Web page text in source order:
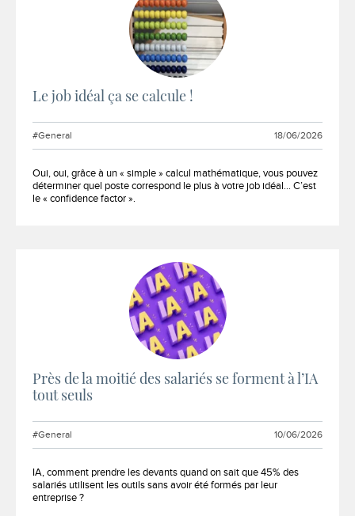
Le job idéal ça se calcule !
#General 18/06/2026
Extrait :
Oui, oui, grâce à un « simple » calcul mathématique, vous pouvez
déterminer quel poste correspond le plus à votre job idéal… C’est
le « confidence factor ».
Près de la moitié des salariés se forment à l’IA
tout seuls
#General 10/06/2026
Extrait :
IA, comment prendre les devants quand on sait que 45% des
salariés utilisent les outils sans avoir été formés par leur
entreprise ?